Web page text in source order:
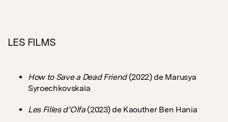
LES FILMS
How to Save a Dead Friend(2022) de Marusya
Syroechkovskaïa
Les Filles d’Olfa(2023) de Kaouther Ben Hania